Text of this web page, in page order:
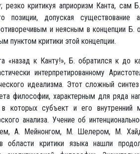
резко критикуя априоризм Канта, сам
допуская существование
и неясным в концепции Б.
пунктом критики этой концепции.
«назад к Канту!», Б. обратился к до
интерпретированному
идеализма. Этот сложный
философии, характерным для ряда
которых субъект и его внутренний
анализа. Учение об
А. Мейнонгом, М. Шелером, М.
области критики языка нашли